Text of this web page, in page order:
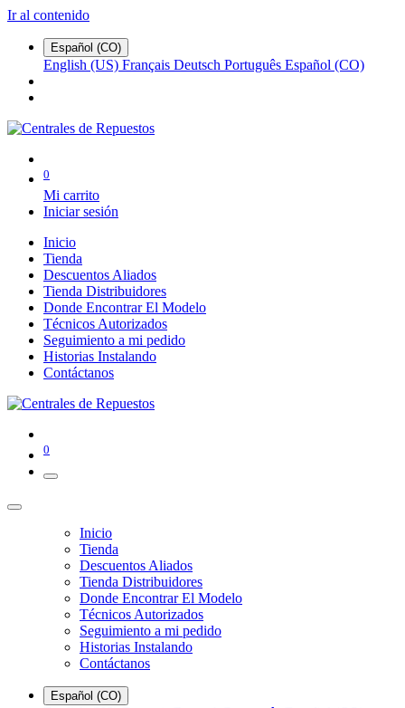
Ir al contenido
Español (CO)
English (US) Français Deutsch Português Español (CO)
0
Mi carrito
Iniciar sesión
Inicio
Tienda
Descuentos Aliados
Tienda Distribuidores
Donde Encontrar El Modelo
Técnicos Autorizados
Seguimiento a mi pedido
Historias Instalando
Contáctanos
0
Inicio
Tienda
Descuentos Aliados
Tienda Distribuidores
Donde Encontrar El Modelo
Técnicos Autorizados
Seguimiento a mi pedido
Historias Instalando
Contáctanos
Español (CO)